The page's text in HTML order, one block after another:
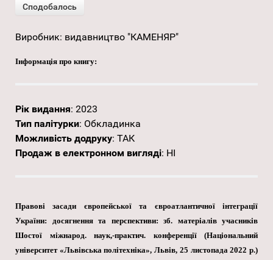
Виробник: видавництво "КАМЕНЯР"
Інформація про книгу:
Рік видання: 2023
Тип палітурки: Обкладинка
Можливість додруку: ТАК
Продаж в електронном вигляді: НІ
Правові засади європейської та євроатлантичної інтеграції
України: досягнення та перспективи: зб. матеріалів учасників
Шостої міжнарод. наук,-практич. конференції (Національний
університет «Львівська політехніка», Львів, 25 листопада 2022 р.)